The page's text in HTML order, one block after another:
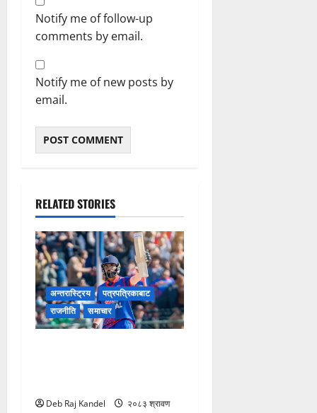
Notify me of follow-up
comments by email.
Notify me of new posts by
email.
RELATED STORIES
अन्तरास्ट्रिय
पत्रपत्रिकाबाट
राजनीति
समाचार
Deb Raj Kandel
२०८३ श्रावण